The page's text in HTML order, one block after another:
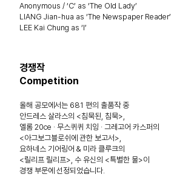
Anonymous / ‘C’ as ‘The Old Lady’
LIANG Jian-hua as ‘The Newspaper Reader’
LEE Kai Chung as ‘I’
경쟁작
Competition
올해 공모에서는 681 편의 출품작 중
안드레스 살라스의 <침묵된, 침묵>,
엘롬 20ce · 무스퀴퀴 치잉 · 그레고어 카스퍼의
<아그보그블로쉬에 관한 보고서>,
요하네스 기어링어 & 미라 클루크의
<릴리프 릴리프>, 수 유신의 <특별한 물>이
경쟁 부문에 선정되었습니다.